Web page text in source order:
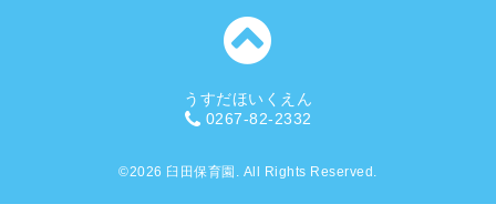
うすだほいくえん
0267-82-2332
©2026 臼田保育園 . All Rights Reserved.